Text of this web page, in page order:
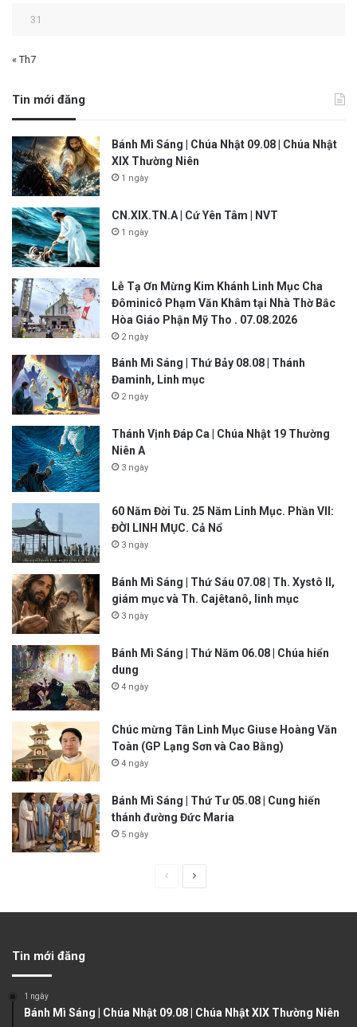
31
« Th7
Tin mới đăng
Bánh Mì Sáng | Chúa Nhật 09.08 | Chúa Nhật
XIX Thường Niên
1 ngày
CN.XIX.TN.A | Cứ Yên Tâm | NVT
1 ngày
Lễ Tạ Ơn Mừng Kim Khánh Linh Mục Cha
Đôminicô Phạm Văn Khâm tại Nhà Thờ Bắc
Hòa Giáo Phận Mỹ Tho . 07.08.2026
2 ngày
Bánh Mì Sáng | Thứ Bảy 08.08 | Thánh
Đaminh, Linh mục
2 ngày
Thánh Vịnh Đáp Ca | Chúa Nhật 19 Thường
Niên A
3 ngày
60 Năm Đời Tu. 25 Năm Linh Mục. Phần VII:
ĐỜI LINH MỤC. Cả Nổ
3 ngày
Bánh Mì Sáng | Thứ Sáu 07.08 | Th. Xystô II,
giám mục và Th. Cajêtanô, linh mục
3 ngày
Bánh Mì Sáng | Thứ Năm 06.08 | Chúa hiển
dung
4 ngày
Chúc mừng Tân Linh Mục Giuse Hoàng Văn
Toàn (GP Lạng Sơn và Cao Bằng)
4 ngày
Bánh Mì Sáng | Thứ Tư 05.08 | Cung hiến
thánh đường Đức Maria
5 ngày
u
g
Tin mới đăng
1 ngày
Bánh Mì Sáng | Chúa Nhật 09.08 | Chúa Nhật XIX Thường Niên